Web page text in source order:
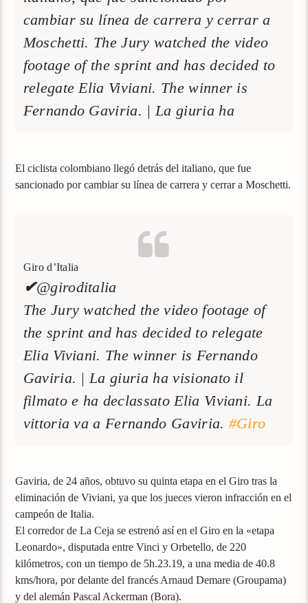
cambiar su línea de carrera y cerrar a
Moschetti. The Jury watched the video
footage of the sprint and has decided to
relegate Elia Viviani. The winner is
Fernando Gaviria. | La giuria ha
El ciclista colombiano llegó detrás del italiano, que fue
sancionado por cambiar su línea de carrera y cerrar a Moschetti.
Giro d’Italia
✔@giroditalia
The Jury watched the video footage of
the sprint and has decided to relegate
Elia Viviani. The winner is Fernando
Gaviria. | La giuria ha visionato il
filmato e ha declassato Elia Viviani. La
vittoria va a Fernando Gaviria. #Giro
Gaviria, de 24 años, obtuvo su quinta etapa en el Giro tras la
eliminación de Viviani, ya que los jueces vieron infracción en el
campeón de Italia.
El corredor de La Ceja se estrenó así en el Giro en la «etapa
Leonardo», disputada entre Vinci y Orbetello, de 220
kilómetros, con un tiempo de 5h.23.19, a una media de 40.8
kms/hora, por delante del francés Arnaud Demare (Groupama)
y del alemán Pascal Ackerman (Bora).